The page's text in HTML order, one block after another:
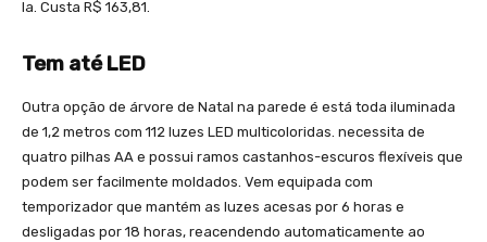
la. Custa R$ 163,81.
Tem até LED
Outra opção de árvore de Natal na parede é está toda iluminada
de 1,2 metros com 112 luzes LED multicoloridas. necessita de
quatro pilhas AA e possui ramos castanhos-escuros flexíveis que
podem ser facilmente moldados. Vem equipada com
temporizador que mantém as luzes acesas por 6 horas e
desligadas por 18 horas, reacendendo automaticamente ao